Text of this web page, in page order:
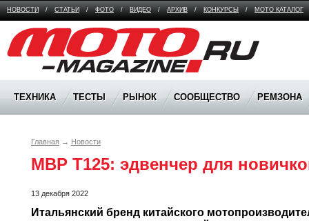
НОВОСТИ / СТАТЬИ / ФОТО / ВИДЕО / АРХИВ / КОНКУРСЫ / МОТО КАТАЛОГ
Moto Magazine
ТЕХНИКА ТЕСТЫ РЫНОК СООБЩЕСТВО РЕМЗОНА
Главная → Новости
MBP T125: эдвенчер для
13 декабря 2022
Итальянский бренд китайского